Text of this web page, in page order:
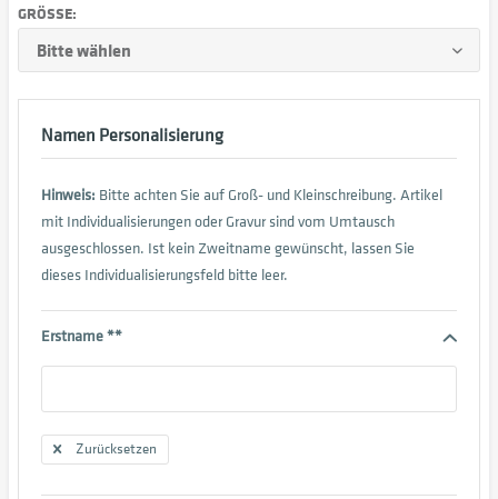
GRÖSSE:
Namen Personalisierung
Hinweis: Bitte achten Sie auf Groß- und Kleinschreibung. Artikel
mit Individualisierungen oder Gravur sind vom Umtausch
ausgeschlossen. Ist kein Zweitname gewünscht, lassen Sie
dieses Individualisierungsfeld bitte leer.
Erstname **
Zurücksetzen